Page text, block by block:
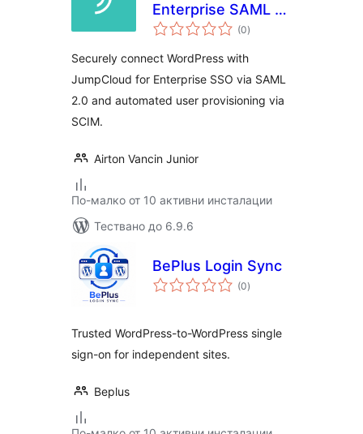
Enterprise SAML &
SCIM
(0общо
оценки
)
Securely connect WordPress with
JumpCloud for Enterprise SSO via SAML
2.0 and automated user provisioning via
SCIM.
Airton Vancin Junior
По-малко от 10 активни инсталации
Тествано до 6.9.6
BePlus Login Sync
(0общо
оценки
)
Trusted WordPress-to-WordPress single
sign-on for independent sites.
Beplus